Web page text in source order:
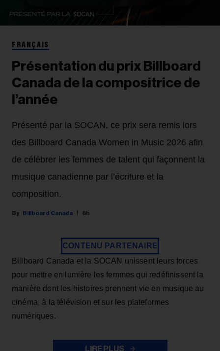
FRANÇAIS
Présentation du prix Billboard
Canada de la compositrice de
l’année
Présenté par la SOCAN, ce prix sera remis lors
des Billboard Canada Women in Music 2026 afin
de célébrer les femmes de talent qui façonnent la
musique canadienne par l’écriture et la
composition.
Billboard Canada 8h
CONTENU PARTENAIRE
Billboard Canada et la SOCAN unissent leurs forces
pour mettre en lumière les femmes qui redéfinissent la
manière dont les histoires prennent vie en musique au
cinéma, à la télévision et sur les plateformes
numériques.
LIRE PLUS